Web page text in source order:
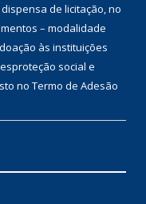
de licitação, no
– modalidade
às instituições
social e
no Termo de Adesão